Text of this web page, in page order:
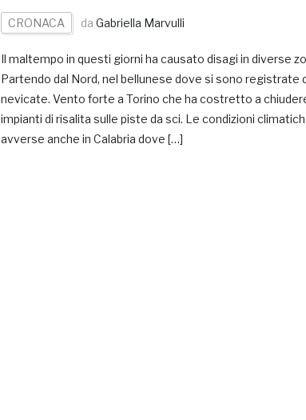
CRONACA da Gabriella Marvulli
Il maltempo in questi giorni ha causato disagi in diverse
Partendo dal Nord, nel bellunese dove si sono registrate
nevicate. Vento forte a Torino che ha costretto a
impianti di risalita sulle piste da sci. Le condizioni
avverse anche in Calabria dove […]